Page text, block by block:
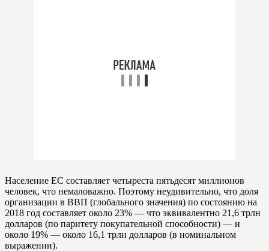
Население ЕС составляет четыреста пятьдесят миллионов
человек, что немаловажно. Поэтому неудивительно, что доля
организации в ВВП (глобального значения) по состоянию на
2018 год составляет около 23% — что эквивалентно 21,6 трлн
долларов (по паритету покупательной способности) — и
около 19% — около 16,1 трлн долларов (в номинальном
выражении).